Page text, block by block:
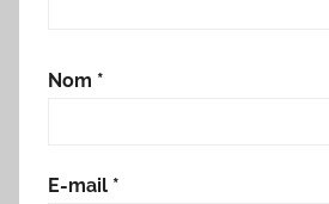
Nom *
E-mail *